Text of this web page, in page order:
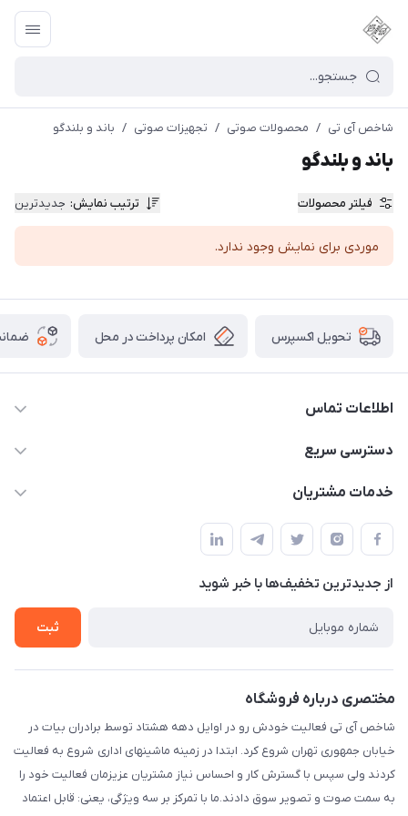
شاخص آی تی / محصولات صوتی / تجهیزات صوتی / باند و بلندگو
باند و بلندگو
فیلتر محصولات ترتیب نمایش: جدیدترین
موردی برای نمایش وجود ندارد.
تحویل اکسپرس امکان پرداخت در محل
اطلاعات تماس
info@shakhesit.com
فروش فقط آنلاین فروش حضوری با هماهنگی قبلی با تشکر / واحد
اداری : تهران تهران استان: تهران، شهرستان : تهران، بخش : مرکزی،
بست پنجم، پلاک: 1.0، طبقه: 3، واحد: غربی، / واحد فروش :تهران،
دسترسی سریع
حساب کاربری
لیست محصولات
درباره ما
خدمات مشتریان
قوانین و مقررات
حریم خصوصی
راهنما
از جدید‌ترین تخفیف‌ها با‌ خبر شوید
ثبت
مختصری درباره فروشگاه
شاخص آی تی فعالیت خودش رو در اوایل دهه هشتاد توسط برادران بیات در
خیابان جمهوری تهران شروع کرد. ابتدا در زمینه ماشینهای اداری شروع به فعالیت
کردند ولی سپس با گسترش کار و احساس نیاز مشتریان عزیزمان فعالیت خود را
به سمت صوت و تصویر سوق دادند.ما با تمرکز بر سه ویژگی، یعنی: قابل اعتماد